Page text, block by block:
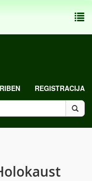
REGISTRACIJA